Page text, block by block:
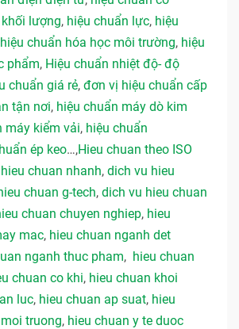
lượng, hiệu chuẩn lực, hiệu
hiệu chuẩn hóa học môi trường, hiệu
phẩm, Hiệu chuẩn nhiệt độ- độ
chuẩn giá rẻ, đơn vị hiệu chuẩn cấp
tận nơi, hiệu chuẩn máy dò kim
máy kiểm vải, hiệu chuẩn
ép keo…,Hieu chuan theo ISO
chuan nhanh, dich vu hieu
chuan g-tech, dich vu hieu chuan
chuan chuyen nghiep, hieu
mac, hieu chuan nganh det
nganh thuc pham, hieu chuan
chuan co khi, hieu chuan khoi
luc, hieu chuan ap suat, hieu
truong, hieu chuan y te duoc